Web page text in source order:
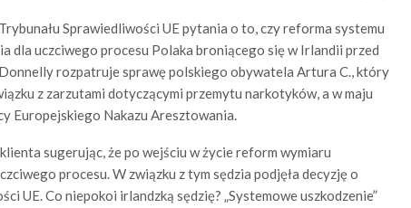
Sprawiedliwości UE pytania o to, czy reforma systemu
dla uczciwego procesu Polaka broniącego się w Irlandii przed
Donnelly rozpatruje sprawę polskiego obywatela Artura C., który
z zarzutami dotyczącymi przemytu narkotyków, a w maju
Europejskiego Nakazu Aresztowania.
sugerując, że po wejściu w życie reform wymiaru
procesu. W związku z tym sędzia podjęła decyzję o
UE. Co niepokoi irlandzką sędzię? „Systemowe uszkodzenie”